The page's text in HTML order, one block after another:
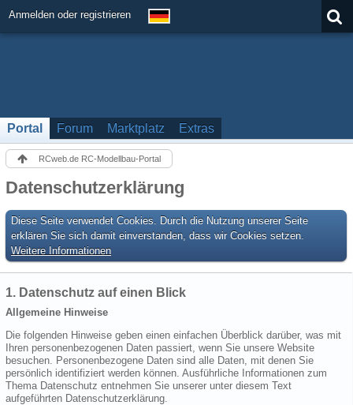
Anmelden oder registrieren
Portal Forum Marktplatz Extras
RCweb.de RC-Modellbau-Portal
Datenschutzerklärung
Diese Seite verwendet Cookies. Durch die Nutzung unserer Seite
erklären Sie sich damit einverstanden, dass wir Cookies setzen.
Weitere Informationen
1. Datenschutz auf einen Blick
Allgemeine Hinweise
Die folgenden Hinweise geben einen einfachen Überblick darüber, was mit
Ihren personenbezogenen Daten passiert, wenn Sie unsere Website
besuchen. Personenbezogene Daten sind alle Daten, mit denen Sie
persönlich identifiziert werden können. Ausführliche Informationen zum
Thema Datenschutz entnehmen Sie unserer unter diesem Text
aufgeführten Datenschutzerklärung.